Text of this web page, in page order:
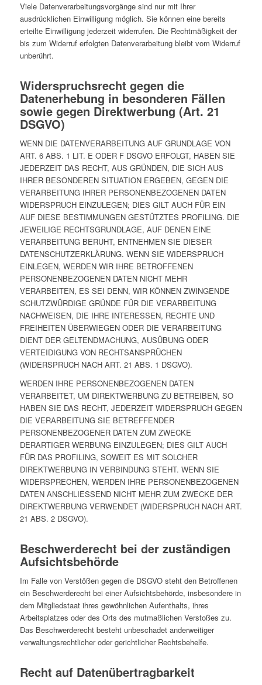
Viele Datenverarbeitungsvorgänge sind nur mit Ihrer
ausdrücklichen Einwilligung möglich. Sie können eine bereits
erteilte Einwilligung jederzeit widerrufen. Die Rechtmäßigkeit der
bis zum Widerruf erfolgten Datenverarbeitung bleibt vom Widerruf
unberührt.
Widerspruchsrecht gegen die
Datenerhebung in besonderen Fällen
sowie gegen Direktwerbung (Art. 21
DSGVO)
WENN DIE DATENVERARBEITUNG AUF GRUNDLAGE VON
ART. 6 ABS. 1 LIT. E ODER F DSGVO ERFOLGT, HABEN SIE
JEDERZEIT DAS RECHT, AUS GRÜNDEN, DIE SICH AUS
IHRER BESONDEREN SITUATION ERGEBEN, GEGEN DIE
VERARBEITUNG IHRER PERSONENBEZOGENEN DATEN
WIDERSPRUCH EINZULEGEN; DIES GILT AUCH FÜR EIN
AUF DIESE BESTIMMUNGEN GESTÜTZTES PROFILING. DIE
JEWEILIGE RECHTSGRUNDLAGE, AUF DENEN EINE
VERARBEITUNG BERUHT, ENTNEHMEN SIE DIESER
DATENSCHUTZERKLÄRUNG. WENN SIE WIDERSPRUCH
EINLEGEN, WERDEN WIR IHRE BETROFFENEN
PERSONENBEZOGENEN DATEN NICHT MEHR
VERARBEITEN, ES SEI DENN, WIR KÖNNEN ZWINGENDE
SCHUTZWÜRDIGE GRÜNDE FÜR DIE VERARBEITUNG
NACHWEISEN, DIE IHRE INTERESSEN, RECHTE UND
FREIHEITEN ÜBERWIEGEN ODER DIE VERARBEITUNG
DIENT DER GELTENDMACHUNG, AUSÜBUNG ODER
VERTEIDIGUNG VON RECHTSANSPRÜCHEN
(WIDERSPRUCH NACH ART. 21 ABS. 1 DSGVO).
WERDEN IHRE PERSONENBEZOGENEN DATEN
VERARBEITET, UM DIREKTWERBUNG ZU BETREIBEN, SO
HABEN SIE DAS RECHT, JEDERZEIT WIDERSPRUCH GEGEN
DIE VERARBEITUNG SIE BETREFFENDER
PERSONENBEZOGENER DATEN ZUM ZWECKE
DERARTIGER WERBUNG EINZULEGEN; DIES GILT AUCH
FÜR DAS PROFILING, SOWEIT ES MIT SOLCHER
DIREKTWERBUNG IN VERBINDUNG STEHT. WENN SIE
WIDERSPRECHEN, WERDEN IHRE PERSONENBEZOGENEN
DATEN ANSCHLIESSEND NICHT MEHR ZUM ZWECKE DER
DIREKTWERBUNG VERWENDET (WIDERSPRUCH NACH ART.
21 ABS. 2 DSGVO).
Beschwerde­recht bei der zuständigen
Aufsichts­behörde
Im Falle von Verstößen gegen die DSGVO steht den Betroffenen
ein Beschwerderecht bei einer Aufsichtsbehörde, insbesondere in
dem Mitgliedstaat ihres gewöhnlichen Aufenthalts, ihres
Arbeitsplatzes oder des Orts des mutmaßlichen Verstoßes zu.
Das Beschwerderecht besteht unbeschadet anderweitiger
verwaltungsrechtlicher oder gerichtlicher Rechtsbehelfe.
Recht auf Daten­übertrag­barkeit